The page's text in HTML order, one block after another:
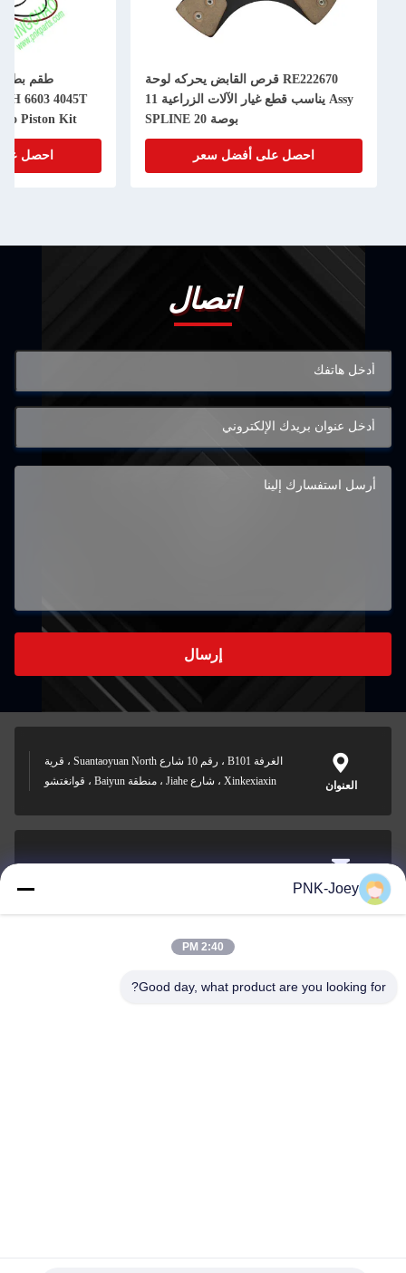
RE222670 قرص القابض يحركه لوحة
Assy يناسب قطع غيار الآلات الزراعية 11
بوصة 20 SPLINE
احصل على أفضل سعر
6603 4045T
Piston Kit
احصل
اتصال
إرسال
العنوان
الغرفة B101 ، رقم 10 شارع Suantaoyuan North ، قرية
Xinkexiaxin ، شارع Jiahe ، منطقة Baiyun ، قوانغتشو
البريد
xianzhihao@gzxingchao.info
008613580404923
PNK-Joey
2:40 PM
Good day, what product are you looking for?